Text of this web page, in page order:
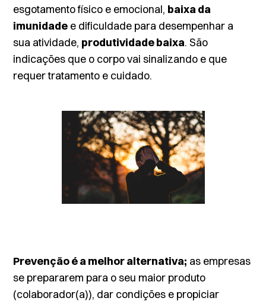
esgotamento físico e emocional, baixa da
imunidade e dificuldade para desempenhar a
sua atividade, produtividade baixa. São
indicações que o corpo vai sinalizando e que
requer tratamento e cuidado.
Prevenção é a melhor alternativa; as empresas
se prepararem para o seu maior produto
(colaborador(a)), dar condições e propiciar